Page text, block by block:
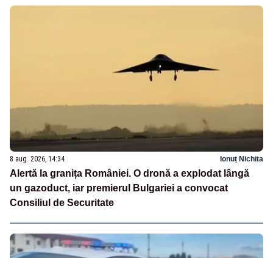
8 aug. 2026, 14:34 Ionuț Nichita
Alertă la granița României. O dronă a explodat lângă
un gazoduct, iar premierul Bulgariei a convocat
Consiliul de Securitate